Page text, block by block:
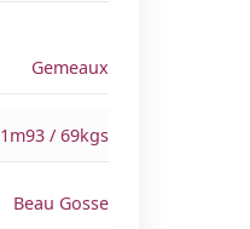
Gemeaux
1m93 / 69kgs
Beau Gosse